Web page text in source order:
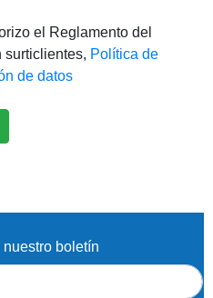
el Reglamento del
surticlientes, Política de
de datos
boletín